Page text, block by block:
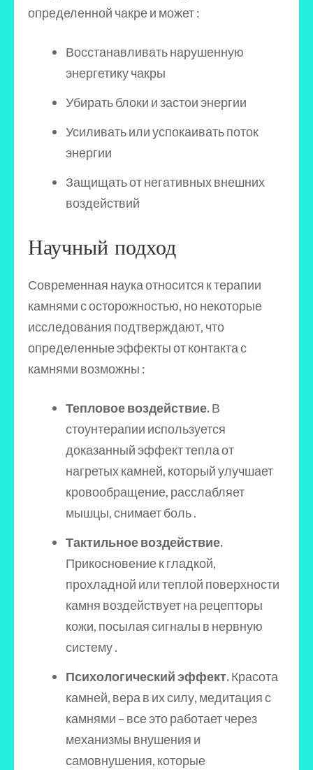
определенной чакре и может :
Восстанавливать нарушенную
энергетику чакры
Убирать блоки и застои энергии
Усиливать или успокаивать поток
энергии
Защищать от негативных внешних
воздействий
Научный подход
Современная наука относится к терапии
камнями с осторожностью, но некоторые
исследования подтверждают, что
определенные эффекты от контакта с
камнями возможны :
Тепловое воздействие.В
стоунтерапии используется
доказанный эффект тепла от
нагретых камней, который улучшает
кровообращение, расслабляет
мышцы, снимает боль .
Тактильное воздействие.
Прикосновение к гладкой,
прохладной или теплой поверхности
камня воздействует на рецепторы
кожи, посылая сигналы в нервную
систему .
Психологический эффект.Красота
камней, вера в их силу, медитация с
камнями – все это работает через
механизмы внушения и
самовнушения, которые